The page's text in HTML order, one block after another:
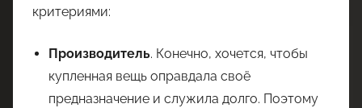
критериями:
Производитель. Конечно, хочется, чтобы
купленная вещь оправдала своё
предназначение и служила долго. Поэтому